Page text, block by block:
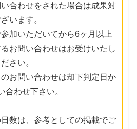
合わせをされた場合は成果対
います。
加いただいてから6ヶ月以上
お問い合わせはお受けいたし
さい。
お問い合わせは却下判定日か
合わせ下さい。
数は、参考としての掲載でご